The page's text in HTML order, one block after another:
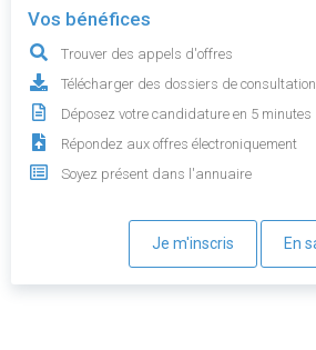
Vos bénéfices
Trouver des appels d'offres
Télécharger des dossiers de consultation
Déposez votre candidature en 5 minutes
Répondez aux offres électroniquement
Soyez présent dans l'annuaire
Je m'inscris En